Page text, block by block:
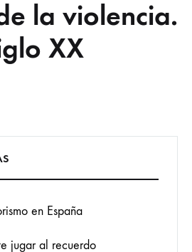
la violencia.
XX
en España
jugar al recuerdo